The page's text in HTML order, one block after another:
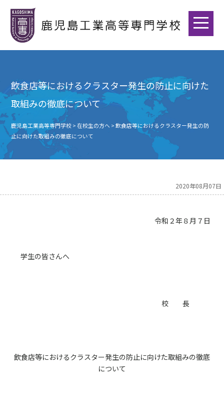
飲食店等におけるクラスター発生の防止に向けた
取組みの徹底について
鹿児島工業高等専門学校>在校生の方へ >飲食店等におけるクラスター発生の防
止に向けた取組みの徹底について
2020年08月07日
令和２年８月７日
学生の皆さんへ
校 長
飲食店等におけるクラスター発生の防止に向けた取組みの徹底
について